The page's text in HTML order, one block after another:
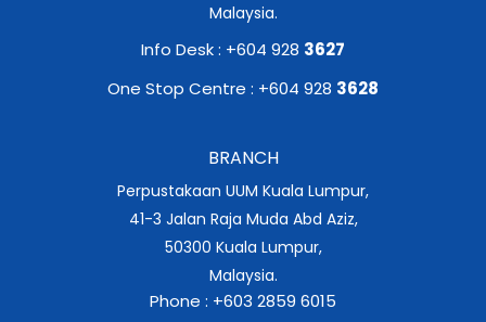
Malaysia.
Info Desk : +604 928 3627
One Stop Centre : +604 928 3628
BRANCH
Perpustakaan UUM Kuala Lumpur,
41-3 Jalan Raja Muda Abd Aziz,
50300 Kuala Lumpur,
Malaysia.
Phone : +603 2859 6015